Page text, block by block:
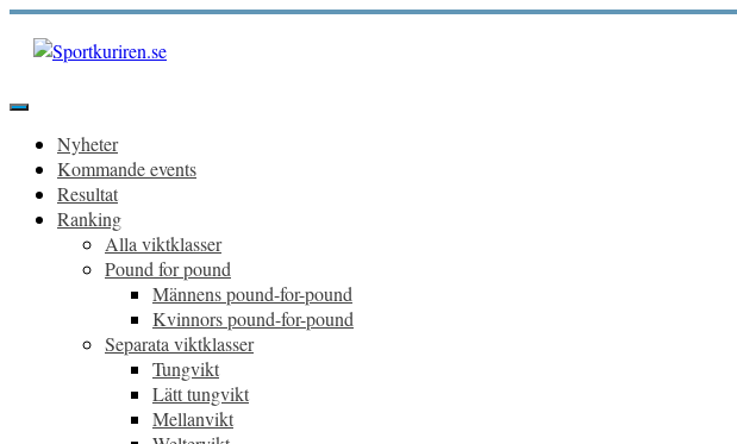
Hoppa
innehåll
Primär
Nyheter
Kommande events
Resultat
Ranking
Alla viktklasser
Pound for pound
Männens pound-for-pound
Kvinnors pound-for-pound
Separata viktklasser
Tungvikt
Lätt tungvikt
Mellanvikt